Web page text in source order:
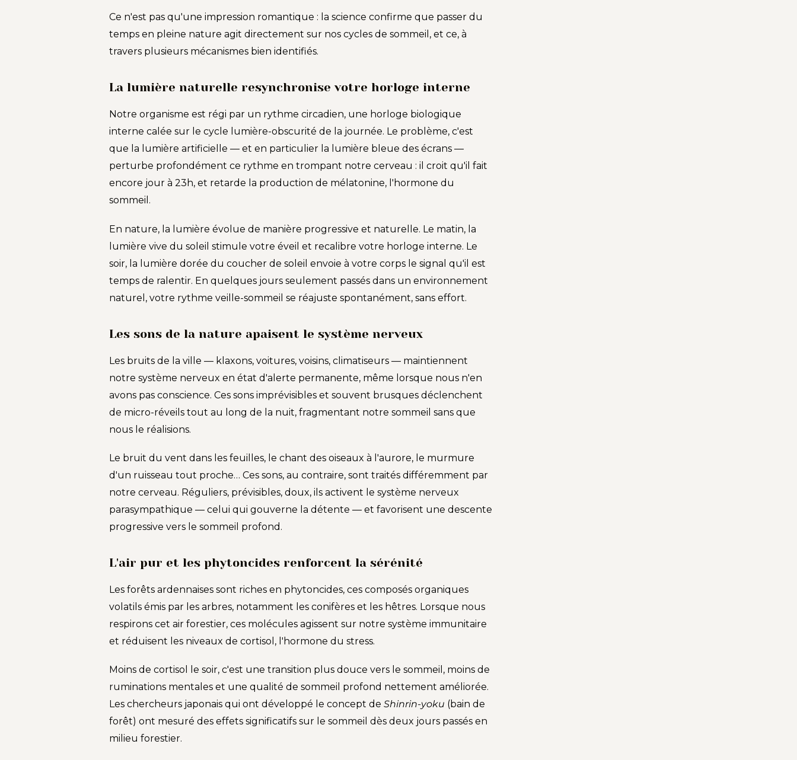
Ce n'est pas qu'une impression romantique : la science confirme que passer du
temps en pleine nature agit directement sur nos cycles de sommeil, et ce, à
travers plusieurs mécanismes bien identifiés.
La lumière naturelle resynchronise votre horloge interne
Notre organisme est régi par un rythme circadien, une horloge biologique
interne calée sur le cycle lumière-obscurité de la journée. Le problème, c'est
que la lumière artificielle — et en particulier la lumière bleue des écrans —
perturbe profondément ce rythme en trompant notre cerveau : il croit qu'il fait
encore jour à 23h, et retarde la production de mélatonine, l'hormone du
sommeil.
En nature, la lumière évolue de manière progressive et naturelle. Le matin, la
lumière vive du soleil stimule votre éveil et recalibre votre horloge interne. Le
soir, la lumière dorée du coucher de soleil envoie à votre corps le signal qu'il est
temps de ralentir. En quelques jours seulement passés dans un environnement
naturel, votre rythme veille-sommeil se réajuste spontanément, sans effort.
Les sons de la nature apaisent le système nerveux
Les bruits de la ville — klaxons, voitures, voisins, climatiseurs — maintiennent
notre système nerveux en état d'alerte permanente, même lorsque nous n'en
avons pas conscience. Ces sons imprévisibles et souvent brusques déclenchent
de micro-réveils tout au long de la nuit, fragmentant notre sommeil sans que
nous le réalisions.
Le bruit du vent dans les feuilles, le chant des oiseaux à l'aurore, le murmure
d'un ruisseau tout proche… Ces sons, au contraire, sont traités différemment par
notre cerveau. Réguliers, prévisibles, doux, ils activent le système nerveux
parasympathique — celui qui gouverne la détente — et favorisent une descente
progressive vers le sommeil profond.
L'air pur et les phytoncides renforcent la sérénité
Les forêts ardennaises sont riches en phytoncides, ces composés organiques
volatils émis par les arbres, notamment les conifères et les hêtres. Lorsque nous
respirons cet air forestier, ces molécules agissent sur notre système immunitaire
et réduisent les niveaux de cortisol, l'hormone du stress.
Moins de cortisol le soir, c'est une transition plus douce vers le sommeil, moins de
ruminations mentales et une qualité de sommeil profond nettement améliorée.
Les chercheurs japonais qui ont développé le concept de Shinrin-yoku (bain de
forêt) ont mesuré des effets significatifs sur le sommeil dès deux jours passés en
milieu forestier.